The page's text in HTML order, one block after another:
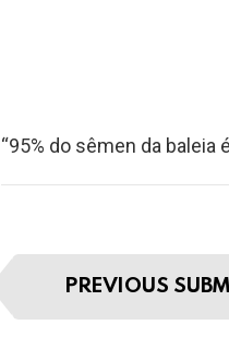
“95% do sêmen da baleia
I
e
PREVIOUS